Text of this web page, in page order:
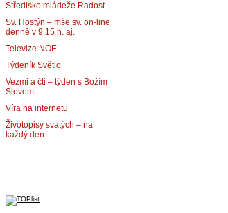
Středisko mládeže Radost
Sv. Hostýn – mše sv. on-line
denně v 9.15 h. aj.
Televize NOE
Týdeník Světlo
Vezmi a čti – týden s Božím
Slovem
Víra na internetu
Životopisy svatých – na
každý den